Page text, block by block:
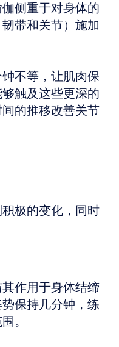
侧重于对身体的
带和关节）施加
不等，让肌肉保
触及这些更深的
的推移改善关节
极的变化，同时
作用于身体结缔
保持几分钟，练
。